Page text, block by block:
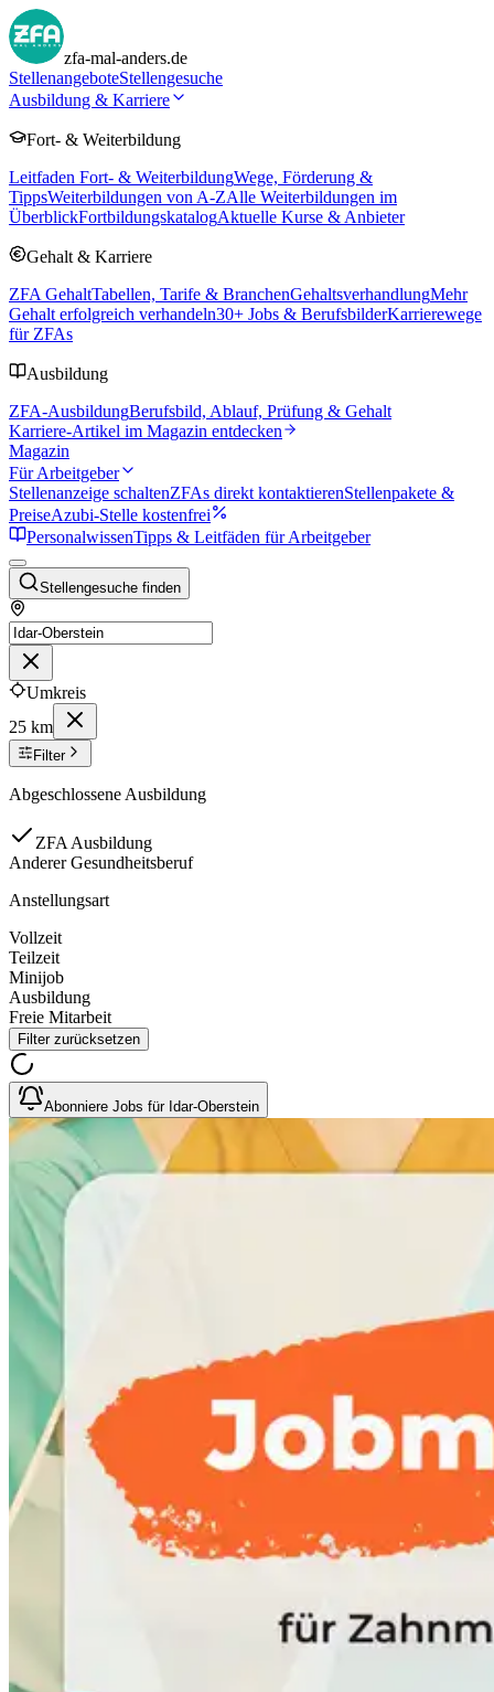
zfa-mal-anders.de
StellenangeboteStellengesuche
Ausbildung & Karriere
Fort- & Weiterbildung
Leitfaden Fort- & WeiterbildungWege, Förderung &
TippsWeiterbildungen von A-ZAlle Weiterbildungen im
ÜberblickFortbildungskatalogAktuelle Kurse & Anbieter
Gehalt & Karriere
ZFA GehaltTabellen, Tarife & BranchenGehaltsverhandlungMehr
Gehalt erfolgreich verhandeln30+ Jobs & BerufsbilderKarrierewege
für ZFAs
Ausbildung
ZFA-AusbildungBerufsbild, Ablauf, Prüfung & Gehalt
Karriere-Artikel im Magazin entdecken
Magazin
Für Arbeitgeber
Stellenanzeige schaltenZFAs direkt kontaktierenStellenpakete &
PreiseAzubi-Stelle kostenfrei
PersonalwissenTipps & Leitfäden für Arbeitgeber
Stellengesuche finden
Umkreis
25 km
Filter
Abgeschlossene Ausbildung
ZFA Ausbildung
Anderer Gesundheitsberuf
Anstellungsart
Vollzeit
Teilzeit
Minijob
Ausbildung
Freie Mitarbeit
Filter zurücksetzen
Abonniere Jobs für Idar-Oberstein